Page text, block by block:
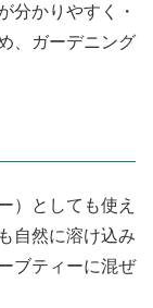
分かりやすく・
、ガーデニング
）としても使え
自然に溶け込み
ブティーに混ぜ